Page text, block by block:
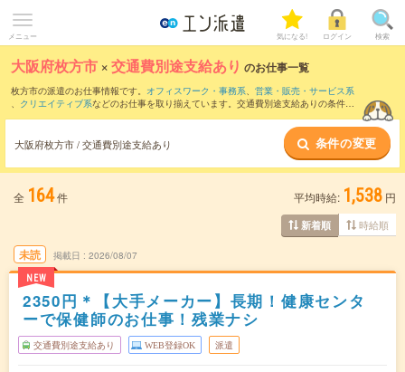
メニュー 気になる! ログイン 検索
大阪府枚方市 ×交通費別途支給あり のお仕事一覧
枚方市の派遣のお仕事情報です。 オフィスワーク・事務系、 営業・販売・サービス系
、 クリエイティブ系などのお仕事を取り揃えています。交通費別途支給ありの条件の
大阪府枚方市 / 交通費別途支給あり 条件の変更
全 164件 平均時給: 1,538 円
新着順 時給順
未読
NEW
掲載日 2026/08/07
2350円＊【大手メーカー】長期！健康センタ
ーで保健師のお仕事！残業ナシ
交通費別途支給あり WEB登録OK 派遣